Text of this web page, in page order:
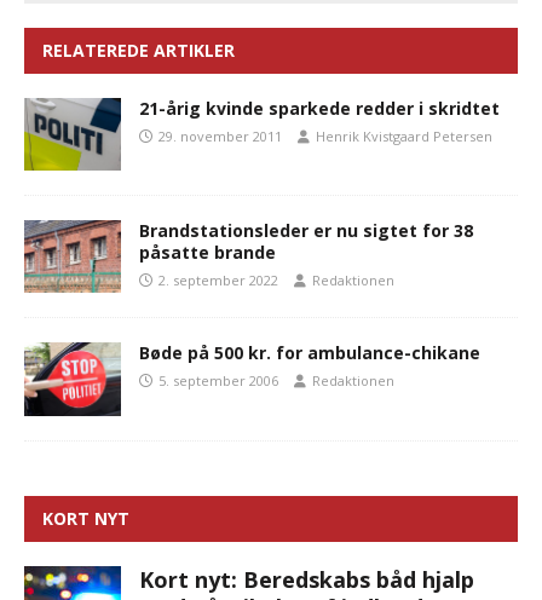
RELATEREDE ARTIKLER
21-årig kvinde sparkede redder i skridtet
29. november 2011 Henrik Kvistgaard Petersen
Brandstationsleder er nu sigtet for 38
påsatte brande
2. september 2022 Redaktionen
Bøde på 500 kr. for ambulance-chikane
5. september 2006 Redaktionen
KORT NYT
Kort nyt: Beredskabs båd hjalp